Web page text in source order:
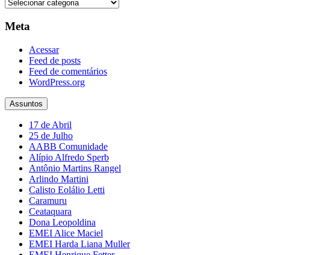
Meta
Acessar
Feed de posts
Feed de comentários
WordPress.org
Assuntos
17 de Abril
25 de Julho
AABB Comunidade
Alípio Alfredo Sperb
Antônio Martins Rangel
Arlindo Martini
Calisto Eolálio Letti
Caramuru
Ceataquara
Dona Leopoldina
EMEI Alice Maciel
EMEI Harda Liana Muller